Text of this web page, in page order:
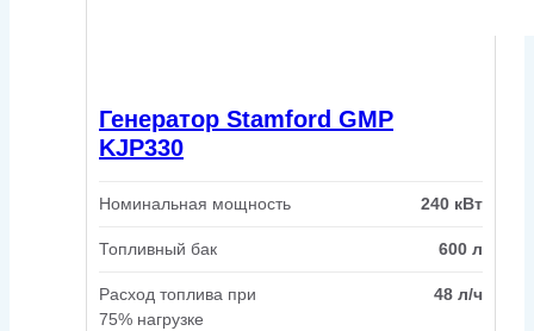
Генератор Stamford GMP
KJP330
Номинальная мощность 240 кВт
Топливный бак 600 л
Расход топлива при
75% нагрузке
48 л/ч